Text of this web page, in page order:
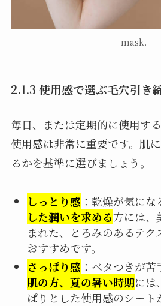
mask.
2.1.3 使用感で選ぶ毛穴引き
毎日、または定期的に使用す
使用感は非常に重要です。肌
るかを基準に選びましょう。
しっとり感 ：乾燥が気にな
した潤いを求める方には、
まれた、とろみのあるテ
おすすめです。
さっぱり感 ：ベタつきが苦
肌の方、夏の暑い時期には
ぱりとした使用感のシート